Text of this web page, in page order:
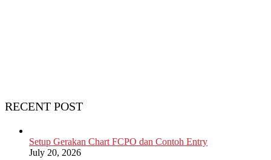
RECENT POST
Setup Gerakan Chart FCPO dan Contoh Entry
July 20, 2026